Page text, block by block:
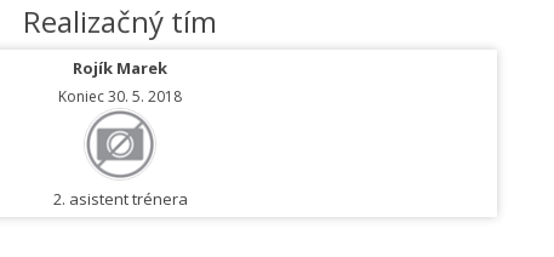
Realizačný tím
Rojík Marek
Koniec 30. 5. 2018
2. asistent trénera